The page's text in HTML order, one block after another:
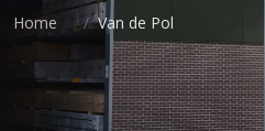
Home Van de Pol